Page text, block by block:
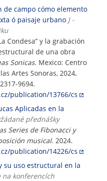
de campo cómo elemento
ó paisaje urbano J -
Condesa” y la grabación
de una obra
Sonicas. Mexico: Centro
Artes Sonoras, 2024,
9694.
publication/13766/cs
Aplicadas en la
přednášky
Series de Fibonacci y
musical. 2024.
publication/14226/cs
su uso estructural en la
na konferencích